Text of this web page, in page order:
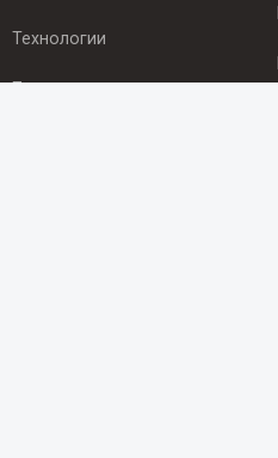
Технологии
Происшествия